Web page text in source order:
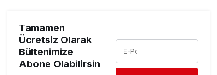
Tamamen
Ücretsiz Olarak
Bültenimize
Abone Olabilirsin